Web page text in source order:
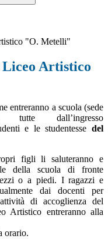
"O. Metelli"
Liceo Artistico
entreranno a scuola (sede
dall’ingresso
e le studentesse del
figli li saluteranno e
della scuola di fronte
o a piedi. I ragazzi e
dai docenti per
di accoglienza del
Artistico entreranno alla
orario.